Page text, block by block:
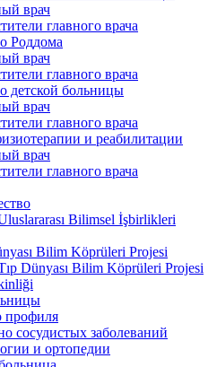
врач
главного врача
Роддома
врач
главного врача
детской больницы
врач
главного врача
и реабилитации
врач
главного врача
Bilimsel İşbirlikleri
Bilim Köprüleri Projesi
Dünyası Bilim Köprüleri Projesi
профиля
сосудистых заболеваний
и ортопедии